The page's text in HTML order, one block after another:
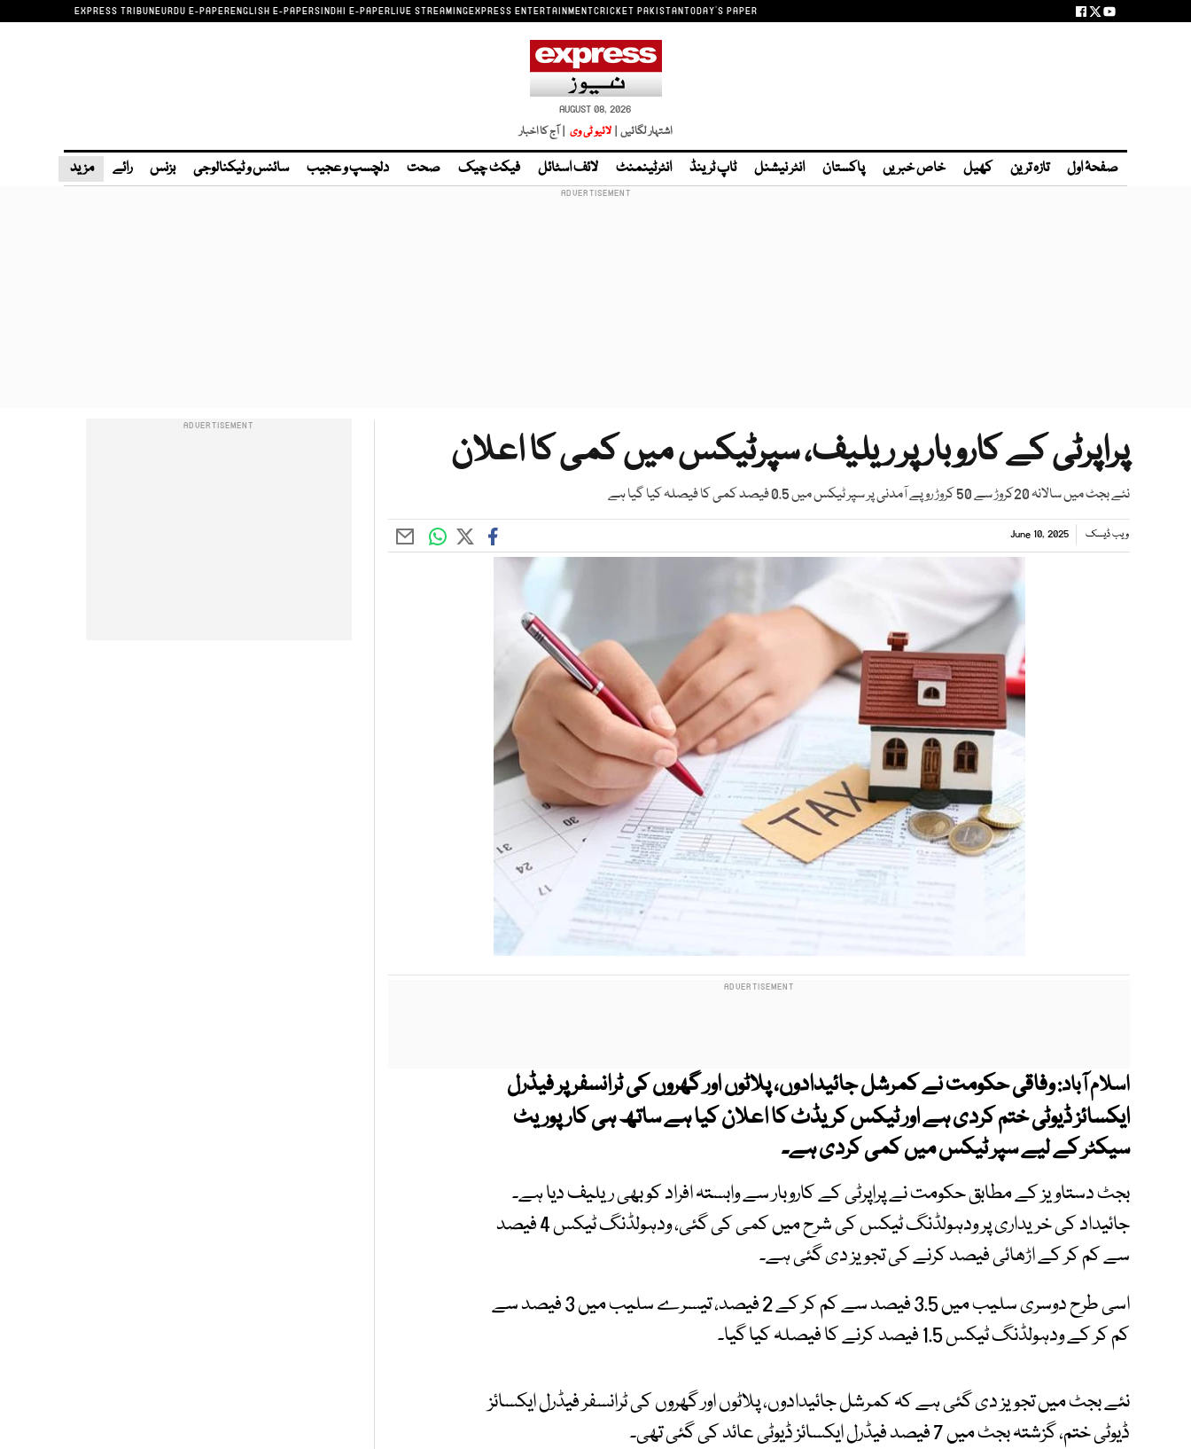
EXPRESS TRIBUNEURDU E-PAPERENGLISH E-PAPERSINDHI E-PAPERLIVE STREAMINGEXPRESS ENTERTAINMENTCRICKET PAKISTANTODAY'S PAPER
AUGUST 08, 2026
اشتہار لگائیں | لائیو ٹی وی | آج کا اخبار
صفحۂ اول تازہ ترین کھیل خاص خبریں پاکستان انٹر نیشنل ٹاپ ٹرینڈ انٹرٹینمنٹ لائف اسٹائل فیکٹ چیک صحت دلچسپ و عجیب سائنس و ٹیکنالوجی بزنس رائے مزید
پراپرٹی کے کاروبار پر ریلیف، سپرٹیکس میں کمی کا اعلان
نئے بجٹ میں سالانہ 20کروڑ سے 50 کروڑ روپے آمدنی پر سپر ٹیکس میں 0.5 فیصد کمی کا فیصلہ کیا گیا ہے
ویب ڈیسک June 10, 2025
اسلام آباد:وفاقی حکومت نے کمرشل جائیدادوں، پلاٹوں اور گھروں کی ٹرانسفر پر فیڈرل
ایکسائز ڈیوٹی ختم کردی ہے اور ٹیکس کریڈٹ کا اعلان کیا ہے ساتھ ہی کارپوریٹ
سیکٹر کے لیے سپر ٹیکس میں کمی کردی ہے۔
بجٹ دستاویز کے مطابق حکومت نے پراپرٹی کے کاروبار سے وابستہ افراد کو بھی ریلیف دیا ہے۔
جائیداد کی خریداری پر ودہولڈنگ ٹیکس کی شرح میں کمی کی گئی، ودہولڈنگ ٹیکس 4 فیصد
سے کم کر کے اڑھائی فیصد کرنے کی تجویز دی گئی ہے۔
اسی طرح دوسری سلیب میں 3.5 فیصد سے کم کر کے 2 فیصد، تیسرے سلیب میں 3 فیصد سے
کم کر کے ودہولڈنگ ٹیکس 1.5 فیصد کرنے کا فیصلہ کیا گیا۔
نئے بجٹ میں تجویز دی گئی ہے کہ کمرشل جائیدادوں، پلاٹوں اور گھروں کی ٹرانسفر فیڈرل ایکسائز
ڈیوٹی ختم، گزشتہ بجٹ میں 7 فیصد فیڈرل ایکسائز ڈیوٹی عائد کی گئی تھی۔